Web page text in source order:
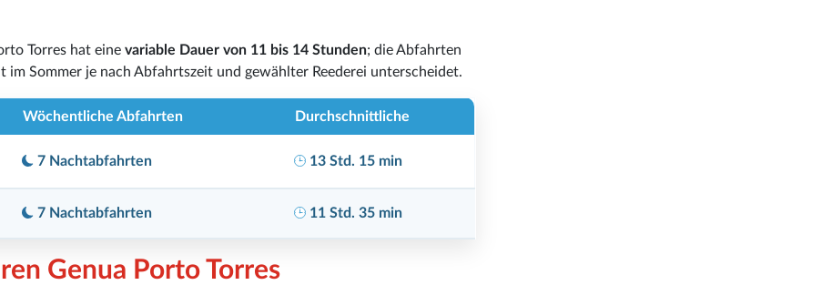
Torres hat eine variable Dauer von 11 bis 14 Stunden; die Abfahrten
Sommer je nach Abfahrtszeit und gewählter Reederei unterscheidet.
Wöchentliche Abfahrten Durchschnittliche
7 Nachtabfahrten 13 Std. 15 min
7 Nachtabfahrten 11 Std. 35 min
Genua Porto Torres